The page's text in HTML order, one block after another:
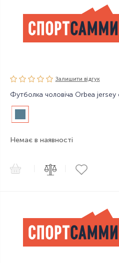
Залишити вiдгук
Футболка чоловіча Orbea jersey
Немає в наявності